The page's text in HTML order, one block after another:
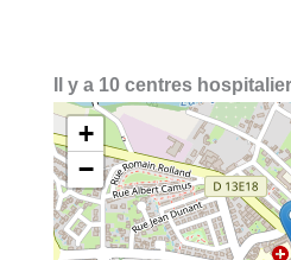
Il y a 10 centres
+
−